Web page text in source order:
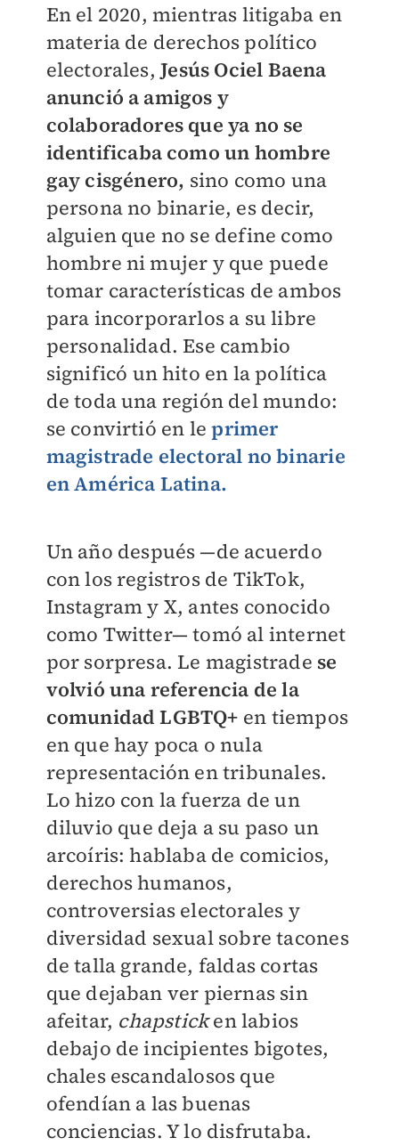
En el 2020, mientras litigaba en
materia de derechos político
electorales,Jesús Ociel Baena
anunció a amigos y
colaboradores que ya no se
identificaba como un hombre
gay cisgénero, sino como una
persona no binarie, es decir,
alguien que no se define como
hombre ni mujer y que puede
tomar características de ambos
para incorporarlos a su libre
personalidad. Ese cambio
significó un hito en la política
de toda una región del mundo:
se convirtió en leprimer
magistrade electoral no binarie
en América Latina.
Un año después —de acuerdo
con los registros de TikTok,
Instagram y X, antes conocido
como Twitter— tomó al internet
por sorpresa. Le magistrade se
volvió una referencia de la
comunidad LGBTQ+ en tiempos
en que hay poca o nula
representación en tribunales.
Lo hizo con la fuerza de un
diluvio que deja a su paso un
arcoíris: hablaba de comicios,
derechos humanos,
controversias electorales y
diversidad sexual sobre tacones
de talla grande, faldas cortas
que dejaban ver piernas sin
afeitar, chapsticken labios
debajo de incipientes bigotes,
chales escandalosos que
ofendían a las buenas
conciencias. Y lo disfrutaba.